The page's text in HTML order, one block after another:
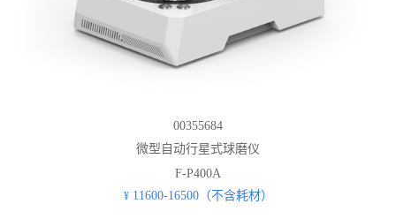
00355684
微型自动行星式球磨仪
F-P400A
¥ 11600-16500（不含耗材）